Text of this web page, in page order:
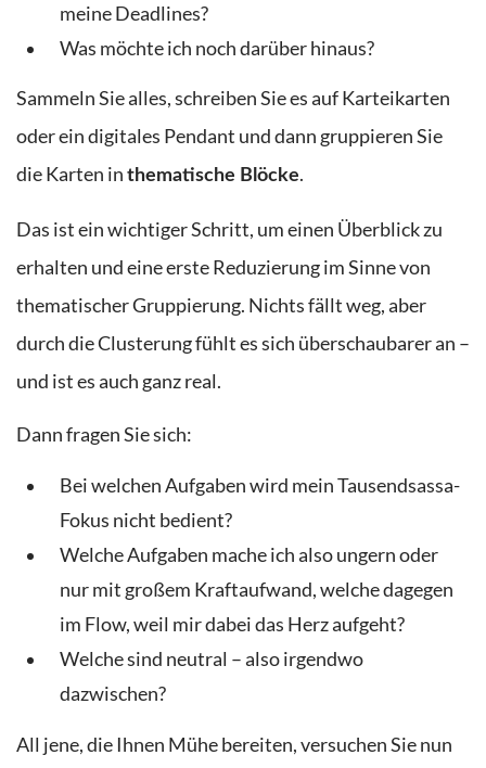
meine Deadlines?
Was möchte ich noch darüber hinaus?
Sammeln Sie alles, schreiben Sie es auf Karteikarten
oder ein digitales Pendant und dann gruppieren Sie
die Karten in thematische Blöcke.
Das ist ein wichtiger Schritt, um einen Überblick zu
erhalten und eine erste Reduzierung im Sinne von
thematischer Gruppierung. Nichts fällt weg, aber
durch die Clusterung fühlt es sich überschaubarer an –
und ist es auch ganz real.
Dann fragen Sie sich:
Bei welchen Aufgaben wird mein Tausendsassa-
Fokus nicht bedient?
Welche Aufgaben mache ich also ungern oder
nur mit großem Kraftaufwand, welche dagegen
im Flow, weil mir dabei das Herz aufgeht?
Welche sind neutral – also irgendwo
dazwischen?
All jene, die Ihnen Mühe bereiten, versuchen Sie nun